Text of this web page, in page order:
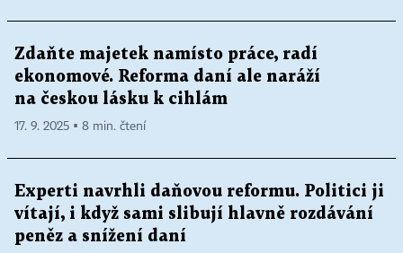
Zdaňte majetek namísto práce, radí
ekonomové. Reforma daní ale naráží
na českou lásku k cihlám
17. 9. 2025 ▪ 8 min. čtení
Experti navrhli daňovou reformu. Politici ji
vítají, i když sami slibují hlavně rozdávání
peněz a snížení daní